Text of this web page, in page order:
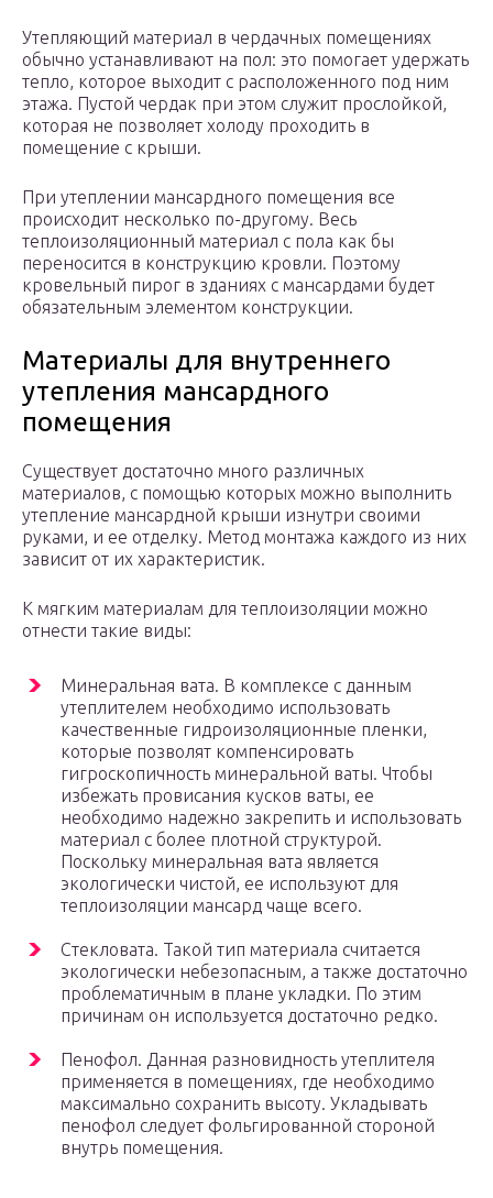
Утепляющий материал в чердачных помещениях
обычно устанавливают на пол: это помогает удержать
тепло, которое выходит с расположенного под ним
этажа. Пустой чердак при этом служит прослойкой,
которая не позволяет холоду проходить в
помещение с крыши.
При утеплении мансардного помещения все
происходит несколько по-другому. Весь
теплоизоляционный материал с пола как бы
переносится в конструкцию кровли. Поэтому
кровельный пирог в зданиях с мансардами будет
обязательным элементом конструкции.
Материалы для внутреннего
утепления мансардного
помещения
Существует достаточно много различных
материалов, с помощью которых можно выполнить
утепление мансардной крыши изнутри своими
руками, и ее отделку. Метод монтажа каждого из них
зависит от их характеристик.
К мягким материалам для теплоизоляции можно
отнести такие виды:
Минеральная вата. В комплексе с данным
утеплителем необходимо использовать
качественные гидроизоляционные пленки,
которые позволят компенсировать
гигроскопичность минеральной ваты. Чтобы
избежать провисания кусков ваты, ее
необходимо надежно закрепить и использовать
материал с более плотной структурой.
Поскольку минеральная вата является
экологически чистой, ее используют для
теплоизоляции мансард чаще всего.
Стекловата. Такой тип материала считается
экологически небезопасным, а также достаточно
проблематичным в плане укладки. По этим
причинам он используется достаточно редко.
Пенофол. Данная разновидность утеплителя
применяется в помещениях, где необходимо
максимально сохранить высоту. Укладывать
пенофол следует фольгированной стороной
внутрь помещения.